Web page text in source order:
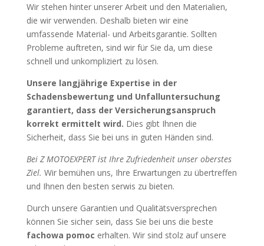
Wir stehen hinter unserer Arbeit und den Materialien,
die wir verwenden. Deshalb bieten wir eine
umfassende Material- und Arbeitsgarantie. Sollten
Probleme auftreten, sind wir für Sie da, um diese
schnell und unkompliziert zu lösen.
Unsere langjährige Expertise in der
Schadensbewertung und Unfalluntersuchung
garantiert, dass der Versicherungsanspruch
korrekt ermittelt wird. Dies gibt Ihnen die
Sicherheit, dass Sie bei uns in guten Händen sind.
Bei Z MOTOEXPERT ist Ihre Zufriedenheit unser oberstes
Ziel. Wir bemühen uns, Ihre Erwartungen zu übertreffen
und Ihnen den besten serwis zu bieten.
Durch unsere Garantien und Qualitätsversprechen
können Sie sicher sein, dass Sie bei uns die beste
fachowa pomoc erhalten. Wir sind stolz auf unsere